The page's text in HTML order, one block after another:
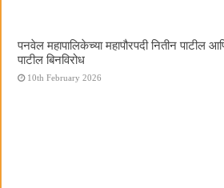
पनवेल महापालिकेच्या महापौरपदी नितीन पाटील
पाटील बिनविरोध
10th February 2026